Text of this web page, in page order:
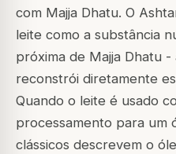
com Majja Dhatu. O
leite como a substância
próxima de Majja Dhatu
reconstrói diretamente
Quando o leite é usado
processamento para um
clássicos descrevem o